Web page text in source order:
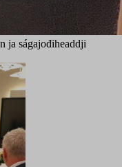
ja ságajođiheaddji